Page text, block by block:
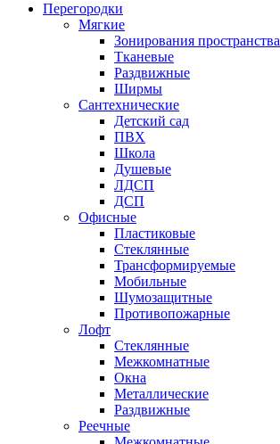
Перегородки
Мягкие
Зонирования пространства
Тканевые
Раздвижные
Ширмы
Сантехнические
Детский сад
ПВХ
Школа
Душевые
ЛДСП
ДСП
Офисные
Пластиковые
Стеклянные
Трансформируемые
Мобильные
Шумозащитные
Противопожарные
Лофт
Стеклянные
Межкомнатные
Окна
Металлические
Раздвижные
Реечные